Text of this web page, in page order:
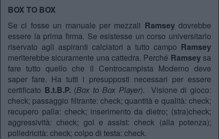
BOX TO BOX
Se ci fosse un manuale per mezzali Ramseydovrebbe
essere la prima firma. Se esistesse un corso universitario
riservato agli aspiranti calciatori a tutto campo Ramsey
meriterebbe sicuramente una cattedra. Perché Ramseysa
fare tutto quello che il Centrocampista Moderno deve
saper fare. Ha tutti i presupposti necessari per essere
certificato B.t.B.P.(Box to Box Player). Visione di gioco:
check; passaggio filtrante: check; quantità e qualità: check;
recupero palla: check; inserimento da dietro; (stra)check;
aggressività: check; gol e assist: check (alla potenza);
poliedricità: check; colpo di testa: check.